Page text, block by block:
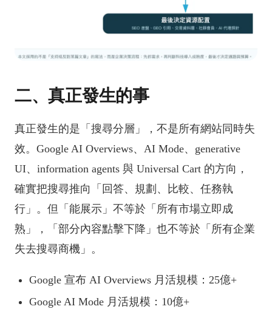
二、真正發生的事
真正發生的是「搜尋分層」，不是所有網站同時失
效。Google AI Overviews、AI Mode、generative
UI、information agents 與 Universal Cart 的方向，
確實把搜尋推向「回答、規劃、比較、任務執
行」。但「能展示」不等於「所有市場立即成
熟」，「部分內容點擊下降」也不等於「所有企業
失去搜尋商機」。
Google 宣布 AI Overviews 月活規模：25億+
Google AI Mode 月活規模：10億+